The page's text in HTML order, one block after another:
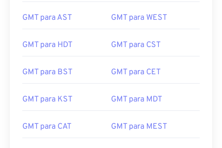
GMT para AST GMT para WEST
GMT para HDT GMT para CST
GMT para BST GMT para CET
GMT para KST GMT para MDT
GMT para CAT GMT para MEST